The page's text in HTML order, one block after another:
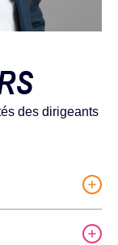
des dirigeants